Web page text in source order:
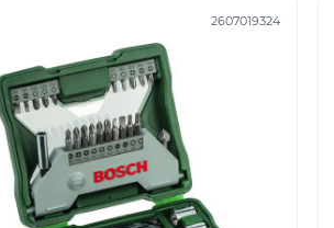
2607019324